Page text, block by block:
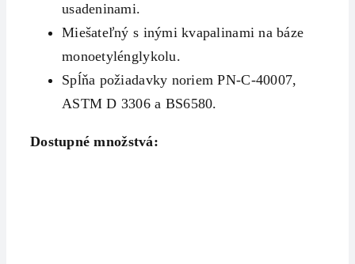
usadeninami.
Miešateľný s inými kvapalinami na báze
monoetylénglykolu.
Spĺňa požiadavky noriem PN-C-40007,
ASTM D 3306 a BS6580.
Dostupné množstvá: